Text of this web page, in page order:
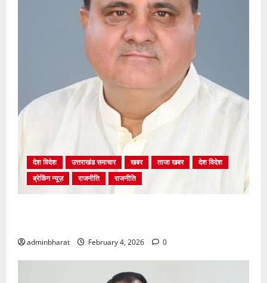
देश विदेश उत्तराखंड समाचार खबर ताजा खबर
देश विदेश
ब्रेकिंग न्यूज़
राजनीति राजनीति
adminbharat February 4, 2026 0